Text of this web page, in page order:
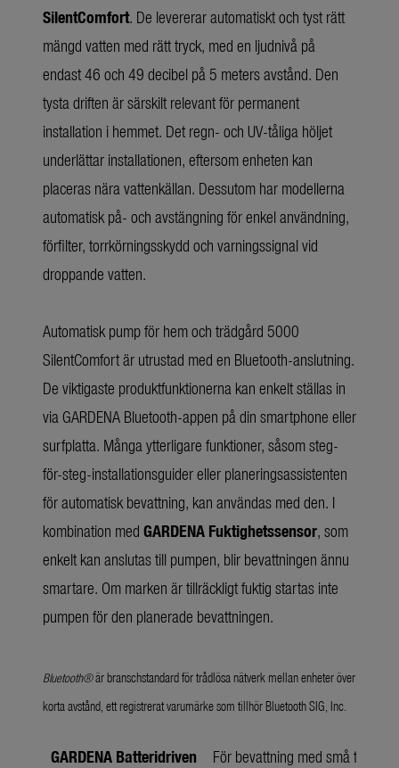
SilentComfort. De levererar automatiskt och tyst rätt
mängd vatten med rätt tryck, med en ljudnivå på
endast 46 och 49 decibel på 5 meters avstånd. Den
tysta driften är särskilt relevant för permanent
installation i hemmet. Det regn- och UV-tåliga höljet
underlättar installationen, eftersom enheten kan
placeras nära vattenkällan. Dessutom har modellerna
automatisk på- och avstängning för enkel användning,
förfilter, torrkörningsskydd och varningssignal vid
droppande vatten.
Automatisk pump för hem och trädgård 5000
SilentComfort är utrustad med en Bluetooth-anslutning.
De viktigaste produktfunktionerna kan enkelt ställas in
via GARDENA Bluetooth-appen på din smartphone eller
surfplatta. Många ytterligare funktioner, såsom steg-
för-steg-installationsguider eller planeringsassistenten
för automatisk bevattning, kan användas med den. I
kombination med GARDENA Fuktighetssensor, som
enkelt kan anslutas till pumpen, blir bevattningen ännu
smartare. Om marken är tillräckligt fuktig startas inte
pumpen för den planerade bevattningen.
Bluetooth®är branschstandard för trådlösa nätverk mellan enheter över
korta avstånd, ett registrerat varumärke som tillhör Bluetooth SIG, Inc.
GARDENA Batteridriven
För bevattning med små till